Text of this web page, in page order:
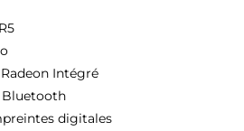
Intégré
Bluetooth
digitales